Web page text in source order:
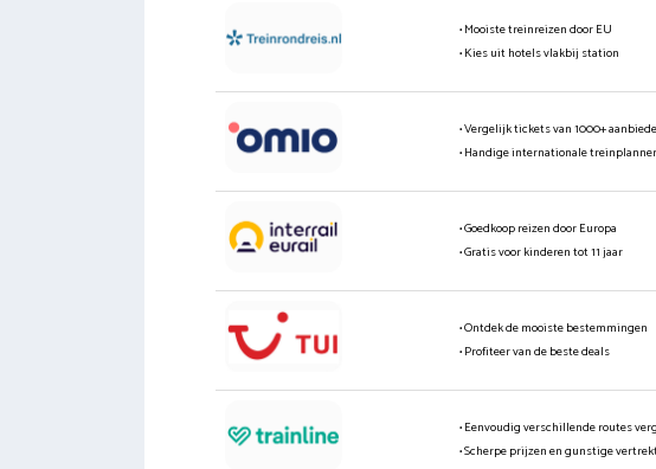
• Mooiste treinreizen door EU
• Kies uit hotels vlakbij station
• Vergelijk tickets van 1000+
• Handige internationale treinplanner
• Goedkoop reizen door Europa
• Gratis voor kinderen tot 11 jaar
• Ontdek de mooiste bestemmingen
• Profiteer van de beste deals
• Eenvoudig verschillende routes
• Scherpe prijzen en gunstige